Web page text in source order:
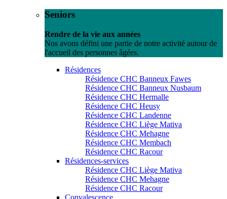
Seniors
Rendre de la vie aux années
Nos avons défini une partie de notre activité autour de
l'accueil des personnes âgées.
Résidences
Résidence CHC Banneux Fawes
Résidence CHC Banneux Nusbaum
Résidence CHC Hermalle
Résidence CHC Heusy
Résidence CHC Landenne
Résidence CHC Liège Mativa
Résidence CHC Mehagne
Résidence CHC Membach
Résidence CHC Racour
Résidences-services
Résidence CHC Liège Mativa
Résidence CHC Mehagne
Résidence CHC Racour
Convalescence